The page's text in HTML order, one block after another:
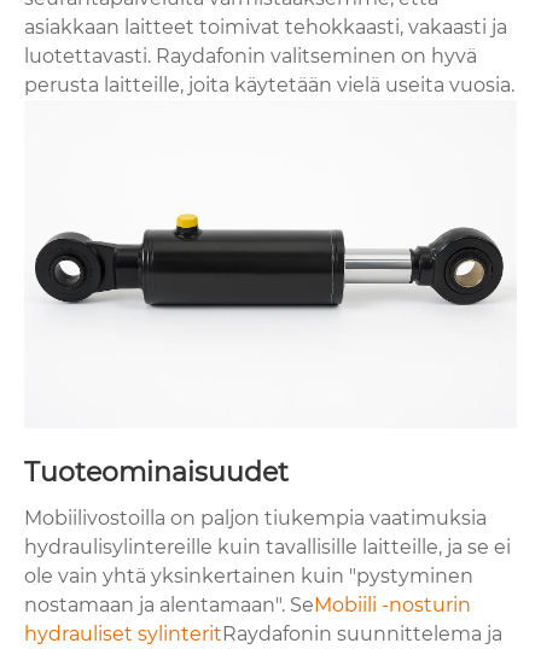
asiakkaan laitteet toimivat tehokkaasti, vakaasti ja
luotettavasti. Raydafonin valitseminen on hyvä
perusta laitteille, joita käytetään vielä useita vuosia.
Tuoteominaisuudet
Mobiilivostoilla on paljon tiukempia vaatimuksia
hydraulisylintereille kuin tavallisille laitteille, ja se ei
ole vain yhtä yksinkertainen kuin "pystyminen
nostamaan ja alentamaan". SeMobiili -nosturin
hydrauliset sylinteritRaydafonin suunnittelema ja